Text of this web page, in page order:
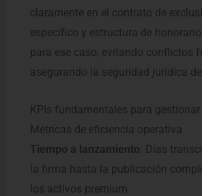
claramente en el contrato de
específico y estructura de
para ese caso, evitando conflictos
asegurando la seguridad jurídica
KPIs fundamentales para
Métricas de eficiencia operativa
Tiempo a lanzamiento : Días
la firma hasta la publicación
los activos premium.